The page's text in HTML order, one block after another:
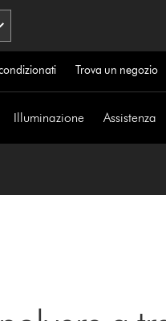
Trova un negozio
Illuminazione Assistenza